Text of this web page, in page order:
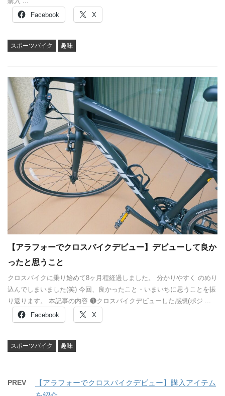
Facebook
X
スポーツバイク 趣味
【アラフォーでクロスバイクデビュー】デビューして良か
ったと思うこと
クロスバイクに乗り始めて8ヶ月程経過しました。 分かりやすく のめり
込んでしまいました(笑) 今回、良かったこと・いまいちに思うことを振
り返ります。 本記事の内容 ❶クロスバイクデビューした感想(ポジ ...
Facebook
X
スポーツバイク 趣味
PREV
【アラフォーでクロスバイクデビュー】購入アイテム